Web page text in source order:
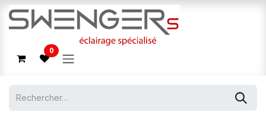
Se rendre au contenu
0